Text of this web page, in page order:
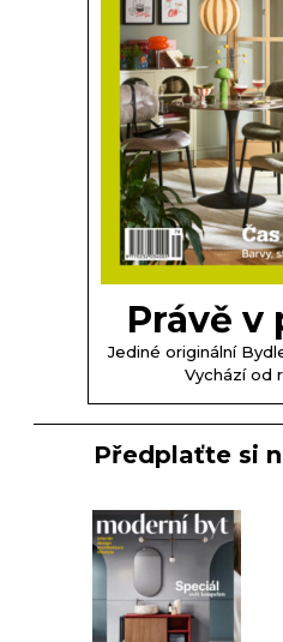
Právě v
Jediné originální
Vychází od
Předplaťte si